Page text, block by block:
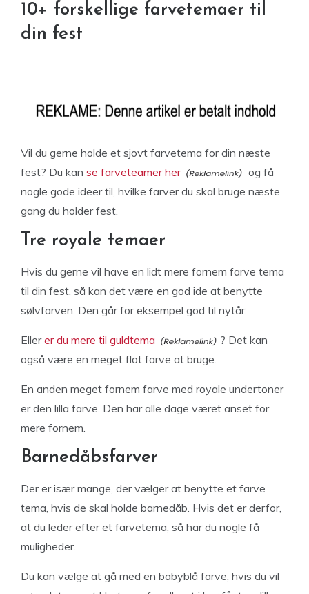
10+ forskellige farvetemaer til
din fest
Vil du gerne holde et sjovt farvetema for din næste
fest? Du kan se farveteamer her
og få
nogle gode ideer til, hvilke farver du skal bruge næste
gang du holder fest.
Tre royale temaer
Hvis du gerne vil have en lidt mere fornem farve tema
til din fest, så kan det være en god ide at benytte
sølvfarven. Den går for eksempel god til nytår.
Ellerer du mere til guldtema
? Det kan
også være en meget flot farve at bruge.
En anden meget fornem farve med royale undertoner
er den lilla farve. Den har alle dage været anset for
mere fornem.
Barnedåbsfarver
Der er især mange, der vælger at benytte et farve
tema, hvis de skal holde barnedåb. Hvis det er derfor,
at du leder efter et farvetema, så har du nogle få
muligheder.
Du kan vælge at gå med en babyblå farve, hvis du vil